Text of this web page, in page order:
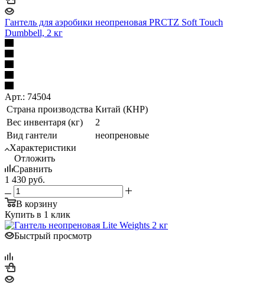
Гантель для аэробики неопреновая PRCTZ Soft Touch
Dumbbell, 2 кг
Арт.: 74504
Страна производства Китай (КНР)
Вес инвентаря (кг)
2
Вид гантели
неопреновые
Характеристики
Отложить
Сравнить
1 430 руб.
В корзину
Купить в 1 клик
Быстрый просмотр